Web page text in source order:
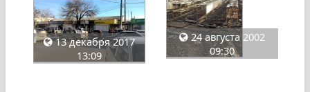
13 декабря 2017
13:09
24 августа 2002
09:30